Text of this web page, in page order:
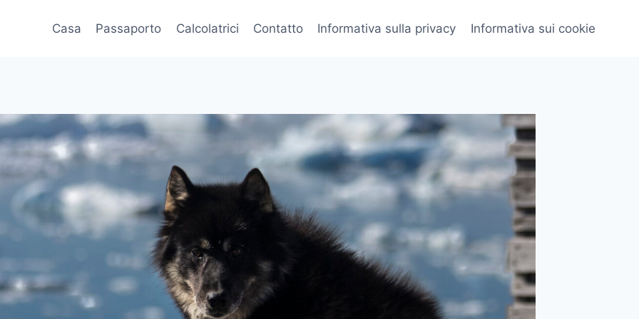
Casa Passaporto Calcolatrici Contatto Informativa sulla privacy Informativa sui cookie